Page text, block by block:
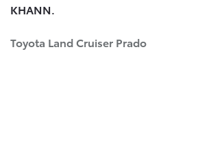
KHANN.
Toyota Land Cruiser Prado​